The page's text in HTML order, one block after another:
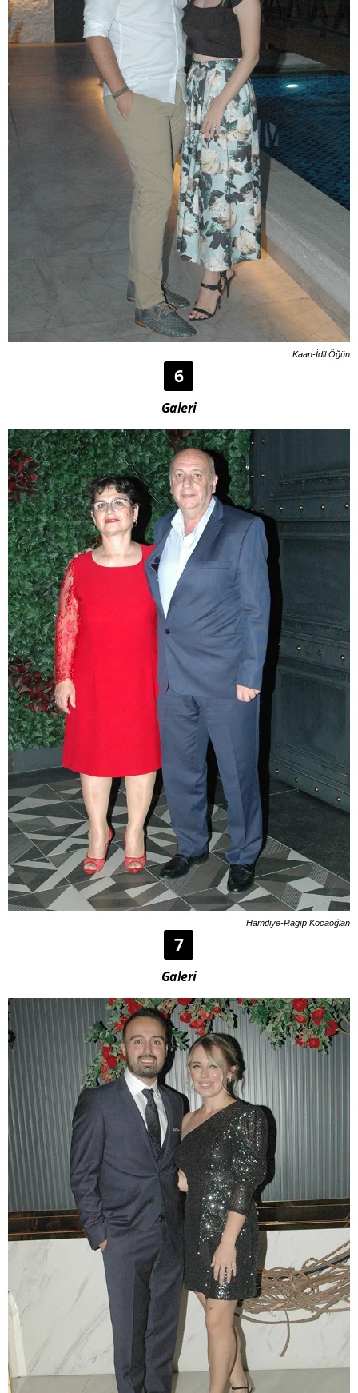
Kaan-İdil Öğün
6
Galeri
Hamdiye-Ragıp Kocaoğlan
7
Galeri